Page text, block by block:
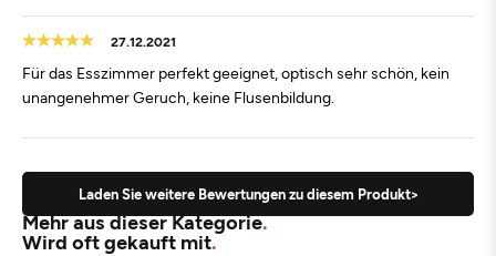
27.12.2021
Für das Esszimmer perfekt geeignet, optisch sehr schön, kein
unangenehmer Geruch, keine Flusenbildung.
Laden Sie weitere Bewertungen zu diesem Produkt>
Mehr aus dieser Kategorie
Wird oft gekauft mit